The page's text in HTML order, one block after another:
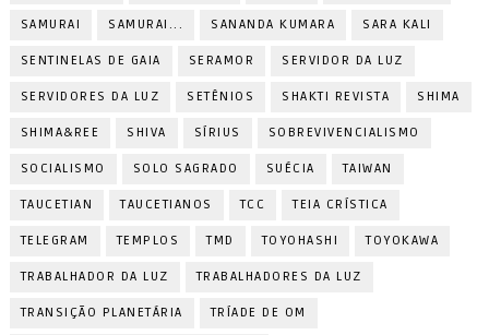
SAMURAI SAMURAI... SANANDA KUMARA SARA KALI
SENTINELAS DE GAIA SERAMOR SERVIDOR DA LUZ
SERVIDORES DA LUZ SETÊNIOS SHAKTI REVISTA SHIMA
SHIMA&REE SHIVA SÍRIUS SOBREVIVENCIALISMO
SOCIALISMO SOLO SAGRADO SUÉCIA TAIWAN
TAUCETIAN TAUCETIANOS TCC TEIA CRÍSTICA
TELEGRAM TEMPLOS TMD TOYOHASHI TOYOKAWA
TRABALHADOR DA LUZ TRABALHADORES DA LUZ
TRANSIÇÃO PLANETÁRIA TRÍADE DE OM